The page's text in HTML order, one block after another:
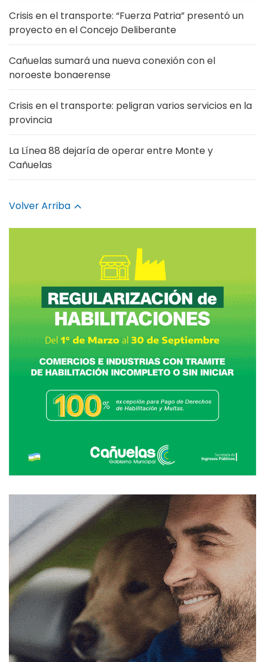
Crisis en el transporte: “Fuerza Patria” presentó un
proyecto en el Concejo Deliberante
Cañuelas sumará una nueva conexión con el
noroeste bonaerense
Crisis en el transporte: peligran varios servicios en la
provincia
La Línea 88 dejaría de operar entre Monte y
Cañuelas
Volver Arriba